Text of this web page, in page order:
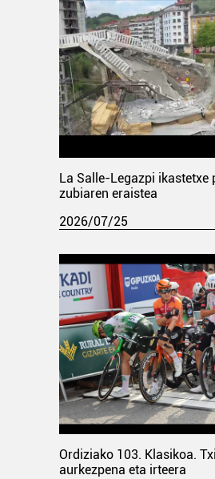
La Salle-Legazpi ikastetxe
zubiaren eraistea
2026/07/25
Ordiziako 103. Klasikoa.
aurkezpena eta irteera